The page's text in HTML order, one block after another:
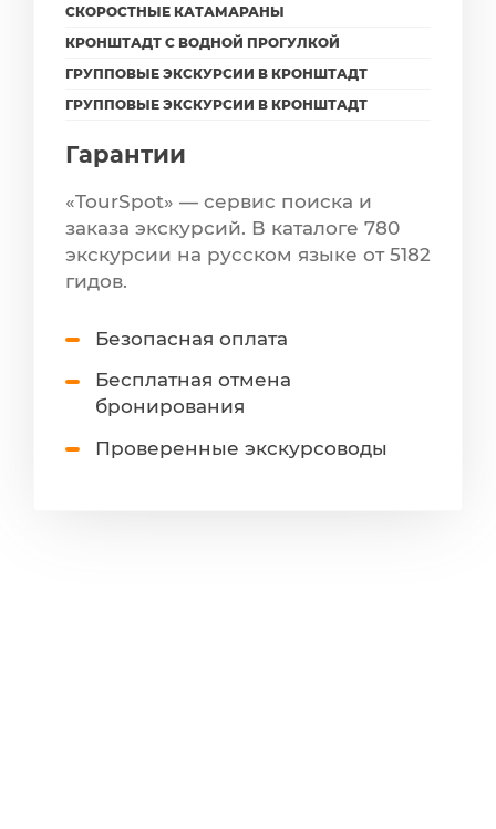
СКОРОСТНЫЕ КАТАМАРАНЫ
КРОНШТАДТ С ВОДНОЙ ПРОГУЛКОЙ
ГРУППОВЫЕ ЭКСКУРСИИ В КРОНШТАДТ
ГРУППОВЫЕ ЭКСКУРСИИ В КРОНШТАДТ
Гарантии
«TourSpot» — сервис поиска и
заказа экскурсий. В каталоге 780
экскурсии на русском языке от 5182
гидов.
Безопасная оплата
Бесплатная отмена
бронирования
Проверенные экскурсоводы